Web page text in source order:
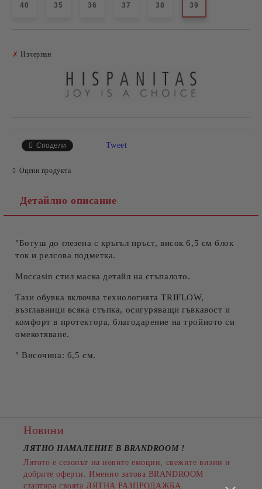
40 35 36 37 38 39
✗ Изчерпан
Сподели Tweet
Оцени продукта
Детайлно описание
"Ботуш до глезена с кръгъл пръст, висок 6,5 см блок
ток и релсова подметка.
Moccasin стил маска детайл на стъпалото.
Тази обувка включва технологията TRIFLOW,
възглавници всяка стъпка, осигуряващи гъвкавост и
комфорт в протектора, благодарение на тройното си
омекотяване.
" Височина: 6,5 см.
Новини
ЛЯТНО НАМАЛЕНИЕ В BRANDROOM !
Лятото е сезонът на новите емоции, свежите визии и
добрите оферти. Именно затова BRANDROOM
стартира своята ЛЯТНА РАЗПРОДАЖБА